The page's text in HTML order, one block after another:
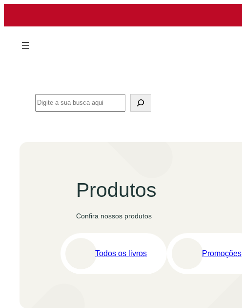
o
Search
Produtos
Confira nossos produtos
Todos os livros Promoções